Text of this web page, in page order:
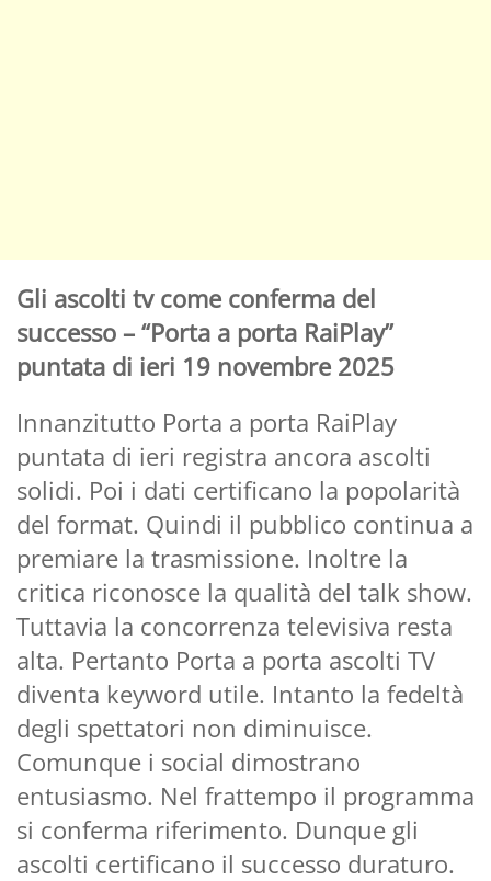
Gli ascolti tv come conferma del
successo – “Porta a porta RaiPlay”
puntata di ieri 19 novembre 2025
Innanzitutto Porta a porta RaiPlay
puntata di ieri registra ancora ascolti
solidi. Poi i dati certificano la popolarità
del format. Quindi il pubblico continua a
premiare la trasmissione. Inoltre la
critica riconosce la qualità del talk show.
Tuttavia la concorrenza televisiva resta
alta. Pertanto Porta a porta ascolti TV
diventa keyword utile. Intanto la fedeltà
degli spettatori non diminuisce.
Comunque i social dimostrano
entusiasmo. Nel frattempo il programma
si conferma riferimento. Dunque gli
ascolti certificano il successo duraturo.